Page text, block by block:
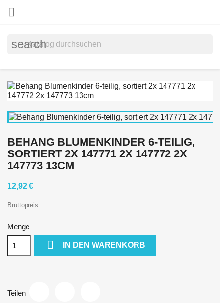

search
BEHANG BLUMENKINDER 6-TEILIG,
SORTIERT 2X 147771 2X 147772 2X
147773 13CM
12,92 €
Bruttopreis
Menge
 IN DEN WARENKORB
Teilen